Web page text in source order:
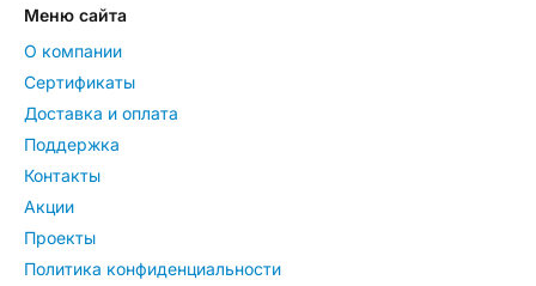
Меню сайта
О компании
Сертификаты
Доставка и оплата
Поддержка
Контакты
Акции
Проекты
Политика конфиденциальности